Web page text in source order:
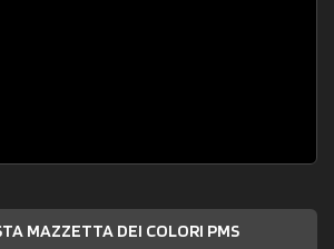
MAZZETTA DEI COLORI PMS